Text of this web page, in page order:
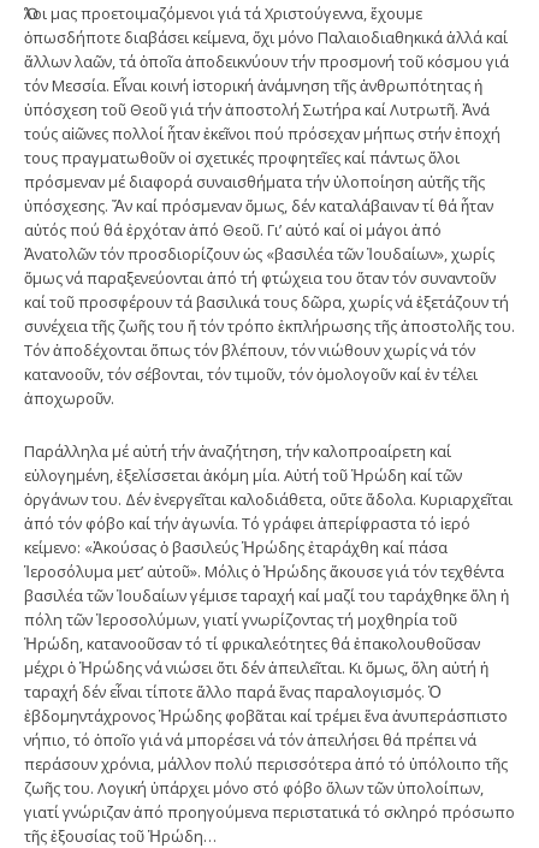
Ὅλοι μας προετοιμαζόμενοι γιά τά Χριστούγεννα, ἔχουμε
ὁπωσδήποτε διαβάσει κείμενα, ὄχι μόνο Παλαιοδιαθηκικά ἀλλά καί
ἄλλων λαῶν, τά ὁποῖα ἀποδεικνύουν τήν προσμονή τοῦ κόσμου γιά
τόν Μεσσία. Εἶναι κοινή ἱστορική ἀνάμνηση τῆς ἀνθρωπότητας ἡ
ὑπόσχεση τοῦ Θεοῦ γιά τήν ἀποστολή Σωτήρα καί Λυτρωτῆ. Ἀνά
τούς αἰῶνες πολλοί ἦταν ἐκεῖνοι πού πρόσεχαν μήπως στήν ἐποχή
τους πραγματωθοῦν οἱ σχετικές προφητεῖες καί πάντως ὅλοι
πρόσμεναν μέ διαφορά συναισθήματα τήν ὑλοποίηση αὐτῆς τῆς
ὑπόσχεσης. Ἄν καί πρόσμεναν ὅμως, δέν καταλάβαιναν τί θά ἦταν
αὐτός πού θά ἐρχόταν ἀπό Θεοῦ. Γι’ αὐτό καί οἱ μάγοι ἀπό
Ἀνατολῶν τόν προσδιορίζουν ὡς «βασιλέα τῶν Ἰουδαίων», χωρίς
ὅμως νά παραξενεύονται ἀπό τή φτώχεια του ὅταν τόν συναντοῦν
καί τοῦ προσφέρουν τά βασιλικά τους δῶρα, χωρίς νά ἐξετάζουν τή
συνέχεια τῆς ζωῆς του ἤ τόν τρόπο ἐκπλήρωσης τῆς ἀποστολῆς του.
Τόν ἀποδέχονται ὅπως τόν βλέπουν, τόν νιώθουν χωρίς νά τόν
κατανοοῦν, τόν σέβονται, τόν τιμοῦν, τόν ὁμολογοῦν καί ἐν τέλει
ἀποχωροῦν.
Παράλληλα μέ αὐτή τήν ἀναζήτηση, τήν καλοπροαίρετη καί
εὐλογημένη, ἐξελίσσεται ἀκόμη μία. Αὐτή τοῦ Ἡρώδη καί τῶν
ὀργάνων του. Δέν ἐνεργεῖται καλοδιάθετα, οὔτε ἄδολα. Κυριαρχεῖται
ἀπό τόν φόβο καί τήν ἀγωνία. Τό γράφει ἀπερίφραστα τό ἱερό
κείμενο: «Ἀκούσας ὁ βασιλεύς Ἡρώδης ἐταράχθη καί πάσα
Ἱεροσόλυμα μετ’ αὐτοῦ». Μόλις ὁ Ἡρώδης ἄκουσε γιά τόν τεχθέντα
βασιλέα τῶν Ἰουδαίων γέμισε ταραχή καί μαζί του ταράχθηκε ὅλη ἡ
πόλη τῶν Ἱεροσολύμων, γιατί γνωρίζοντας τή μοχθηρία τοῦ
Ἡρώδη, κατανοοῦσαν τό τί φρικαλεότητες θά ἐπακολουθοῦσαν
μέχρι ὁ Ἡρώδης νά νιώσει ὅτι δέν ἀπειλεῖται. Κι ὅμως, ὅλη αὐτή ἡ
ταραχή δέν εἶναι τίποτε ἄλλο παρά ἕνας παραλογισμός. Ὁ
ἐβδομηντάχρονος Ἡρώδης φοβᾶται καί τρέμει ἕνα ἀνυπεράσπιστο
νήπιο, τό ὁποῖο γιά νά μπορέσει νά τόν ἀπειλήσει θά πρέπει νά
περάσουν χρόνια, μάλλον πολύ περισσότερα ἀπό τό ὑπόλοιπο τῆς
ζωῆς του. Λογική ὑπάρχει μόνο στό φόβο ὅλων τῶν ὑπολοίπων,
γιατί γνώριζαν ἀπό προηγούμενα περιστατικά τό σκληρό πρόσωπο
τῆς ἐξουσίας τοῦ Ἡρώδη…